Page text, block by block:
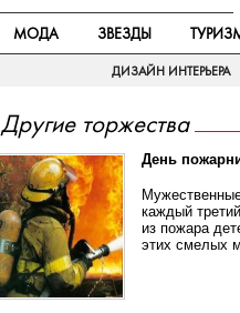
МОДА ЗВЕЗДЫ
ДИЗАЙН ИНТЕРЬЕРА
Другие торжества
День
каждый
из пожара
этих смелых